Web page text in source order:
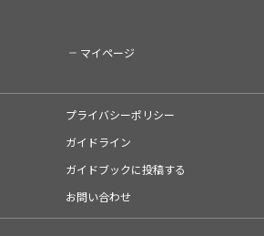
マイページ
プライバシーポリシー
ガイドライン
ガイドブックに投稿する
お問い合わせ